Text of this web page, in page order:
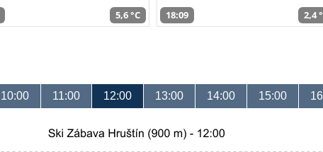
5,6 °C 18:09 2,4
10:00 11:00 12:00 13:00 14:00 15:00